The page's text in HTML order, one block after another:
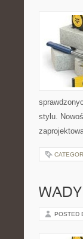
stylu.
POSTED